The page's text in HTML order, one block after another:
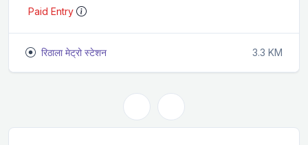
Paid Entry
रिठाला मेट्रो स्टेशन 3.3 KM